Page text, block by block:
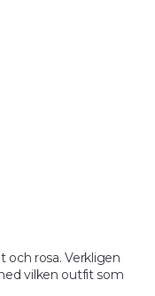
och rosa. Verkligen
vilken outfit som